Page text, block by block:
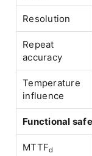
Resolution
Repeat
accuracy
Temperature
influence
Functional
MTTFd